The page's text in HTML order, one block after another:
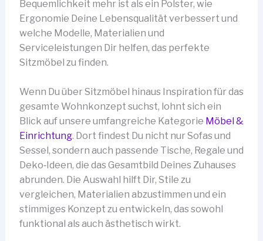
Bequemlichkeit mehr ist als ein Polster, wie
Ergonomie Deine Lebensqualität verbessert und
welche Modelle, Materialien und
Serviceleistungen Dir helfen, das perfekte
Sitzmöbel zu finden.
Wenn Du über Sitzmöbel hinaus Inspiration für das
gesamte Wohnkonzept suchst, lohnt sich ein
Blick auf unsere umfangreiche Kategorie Möbel &
Einrichtung. Dort findest Du nicht nur Sofas und
Sessel, sondern auch passende Tische, Regale und
Deko‑Ideen, die das Gesamtbild Deines Zuhauses
abrunden. Die Auswahl hilft Dir, Stile zu
vergleichen, Materialien abzustimmen und ein
stimmiges Konzept zu entwickeln, das sowohl
funktional als auch ästhetisch wirkt.